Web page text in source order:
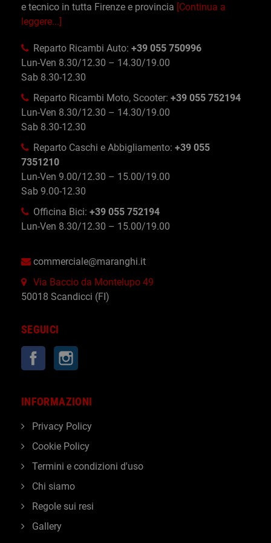
e tecnico in tutta Firenze e provincia [Continua a
leggere...]
Reparto Ricambi Auto: +39 055 750996
Lun-Ven 8.30/12.30 – 14.30/19.00
Sab 8.30-12.30
Reparto Ricambi Moto, Scooter: +39 055 752194
Lun-Ven 8.30/12.30 – 14.30/19.00
Sab 8.30-12.30
Reparto Caschi e Abbigliamento: +39 055
7351210
Lun-Ven 9.00/12.30 – 15.00/19.00
Sab 9.00-12.30
Officina Bici: +39 055 752194
Lun-Ven 8.30/12.30 – 15.00/19.00
commerciale@maranghi.it
Via Baccio da Montelupo 49
50018 Scandicci (FI)
SEGUICI
Facebook
INFORMAZIONI
Privacy Policy
Cookie Policy
Termini e condizioni d'uso
Chi siamo
Regole sui resi
Gallery